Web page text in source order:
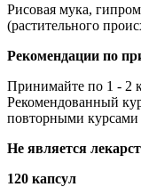
Рисовая мука,
(растительного
Рекомендации по
Принимайте по 1 - 2
Рекомендованный
повторными курсами
Не является
120 капсул